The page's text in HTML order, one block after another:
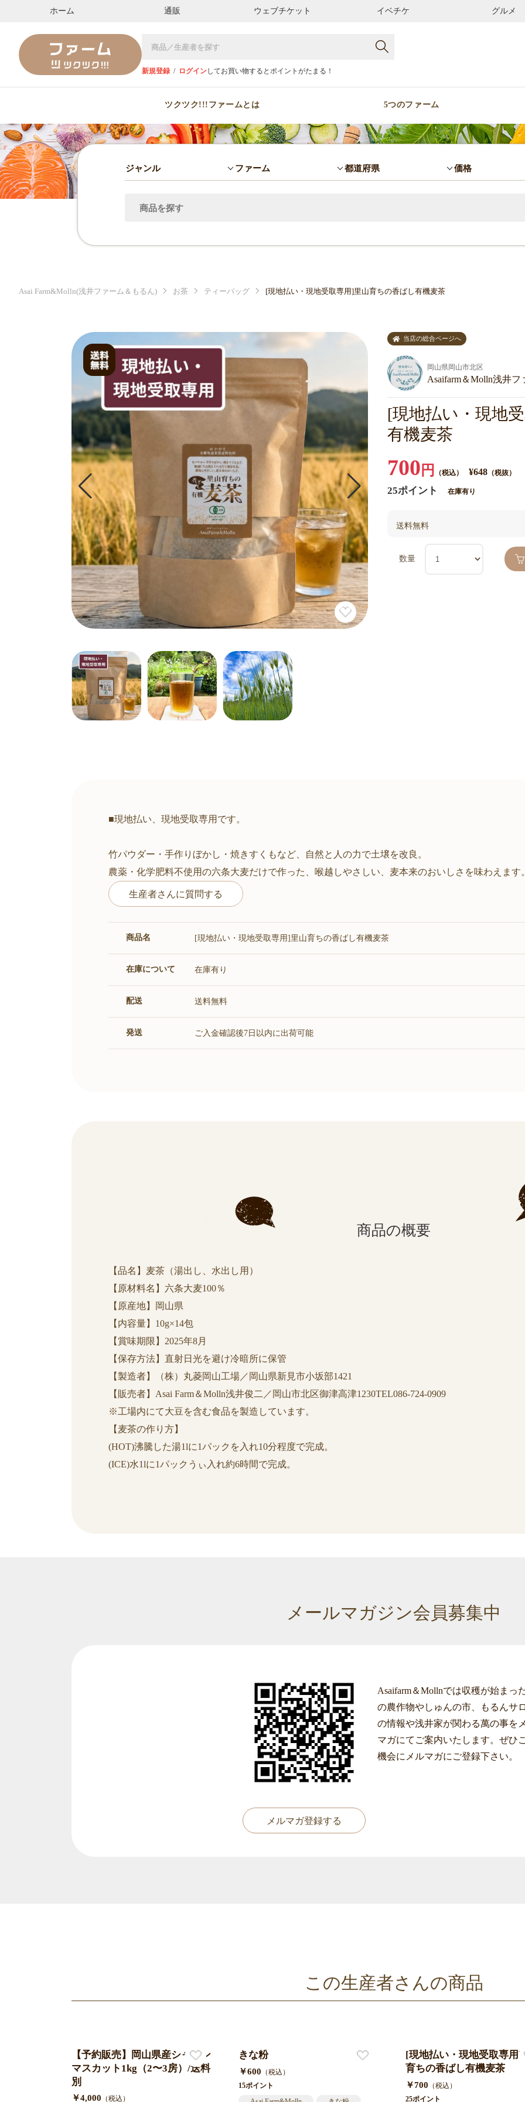
ホーム 通販 ウェブチケット イベチケ グルメ
新規登録 / ログインしてお買い物するとポイントがたまる！
ツクツク!!!ファームとは 5つのファーム
ジャンル ファーム 都道府県 価格
Asai Farm&Molln(浅井ファーム＆もるん) お茶 ティーバッグ [現地払い・現地受取専用]里山育ちの香ばし有機麦茶
当店の総合ページへ
岡山県岡山市北区
Asaifarm＆Molln浅井
[現地払い・現地
有機麦茶
700 円 （税込） ¥648 （税抜）
25ポイント 在庫有り
送料無料
数量
■現地払い、現地受取専用です。
竹パウダー・手作りぼかし・焼きすくもなど、自然と人の力で土壌を改良。
農薬・化学肥料不使用の六条大麦だけで作った、喉越しやさしい、麦本来のおいしさを味わえます
生産者さんに質問する
商品名 [現地払い・現地受取専用]里山育ちの香ばし有機麦茶
在庫について 在庫有り
配送 送料無料
発送 ご入金確認後7日以内に出荷可能
商品の概要
【品名】麦茶（湯出し、水出し用）
【原材料名】六条大麦100％
【原産地】岡山県
【内容量】10g×14包
【賞味期限】2025年8月
【保存方法】直射日光を避け冷暗所に保管
【製造者】（株）丸菱岡山工場／岡山県新見市小坂部1421
【販売者】Asai Farm＆Molln浅井俊二／岡山市北区御津高津1230TEL086-724-0909
※工場内にて大豆を含む食品を製造しています。
【麦茶の作り方】
(HOT)沸騰した湯1lに1パックを入れ10分程度で完成。
(ICE)水1lに1パックうぃ入れ約6時間で完成。
メールマガジン会員募集中
メルマガ登録する
Asaifarm＆Mollnでは収穫が始まっ
の農作物やしゅんの市、もるんサ
の情報や浅井家が関わる萬の事を
マガにてご案内いたします。ぜひ
機会にメルマガにご登録下さい。
この生産者さんの商品
【予約販売】岡山県産シャイン
マスカット1kg（2〜3房）/送料
別
￥4,000 （税込）
きな粉
￥600 （税込）
15ポイント
[現地払い・現地受取専用]
育ちの香ばし有機麦茶
￥700 （税込）
25ポイント